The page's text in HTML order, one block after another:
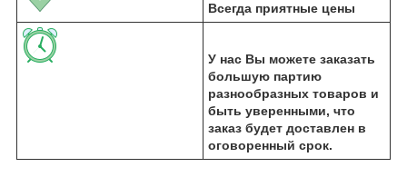
Всегда приятные цены
У нас Вы можете заказать
большую партию
разнообразных товаров и
быть уверенными, что
заказ будет доставлен в
оговоренный срок.